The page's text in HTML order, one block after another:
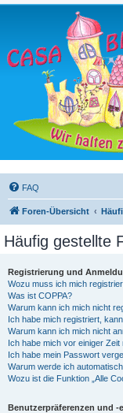
FAQ
Foren-Übersicht
Häufig gestellte
Registrierung und
Wozu muss ich mich
Was ist COPPA?
Warum kann ich mich nicht
Ich habe mich registriert,
Warum kann ich mich nicht
Ich habe mich vor einiger
Ich habe mein Passwort
Warum werde ich
Wozu ist die Funktion „Alle
Benutzerpräferenzen und -